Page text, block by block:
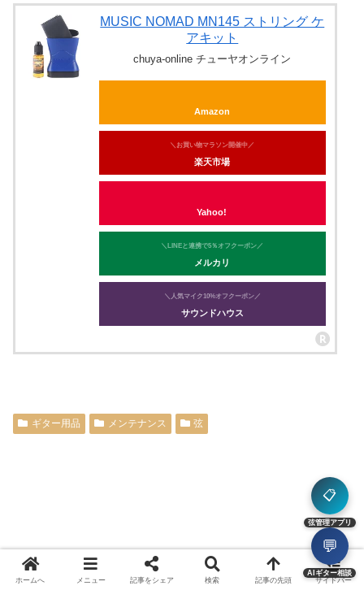
MUSIC NOMAD MN145 ストリング ケ
アキット
chuya-online チューヤオンライン
Amazon
＼お買い物マラソン開催中／
楽天市場
Yahoo!
＼LINEと連携で5％オフクーポン／
メルカリ
＼人気マイク10%オフクーポン／
サウンドハウス
ギター用品 メンテナンス 弦
ホームへ メニュー 記事をシェア 検索 記事の先頭 サイドバー
📋
弦管理アプリ
💬
AIギター相談